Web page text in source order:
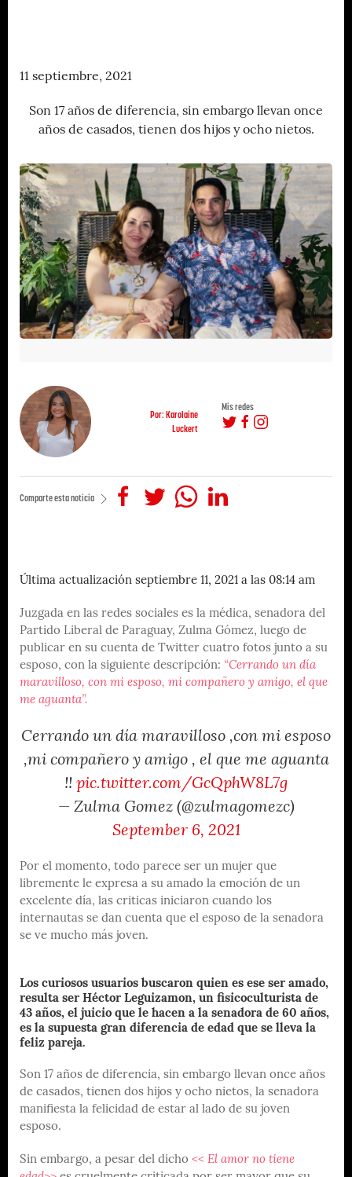
11 septiembre, 2021
Son 17 años de diferencia, sin embargo llevan once
años de casados, tienen dos hijos y ocho nietos.
Por: Karolaine
Luckert
Mis redes
Comparte esta noticia
Última actualización septiembre 11, 2021 a las 08:14 am
Juzgada en las redes sociales es la médica, senadora del
Partido Liberal de Paraguay, Zulma Gómez, luego de
publicar en su cuenta de Twitter cuatro fotos junto a su
esposo, con la siguiente descripción: “Cerrando un día
maravilloso, con mi esposo, mi compañero y amigo, el que
me aguanta”.
Cerrando un día maravilloso ,con mi esposo
,mi compañero y amigo , el que me aguanta
!! pic.twitter.com/GcQphW8L7g
— Zulma Gomez (@zulmagomezc)
September 6, 2021
Por el momento, todo parece ser un mujer que
libremente le expresa a su amado la emoción de un
excelente día, las criticas iniciaron cuando los
internautas se dan cuenta que el esposo de la senadora
se ve mucho más joven.
Los curiosos usuarios buscaron quien es ese ser amado,
resulta ser Héctor Leguizamon, un fisicoculturista de
43 años, el juicio que le hacen a la senadora de 60 años,
es la supuesta gran diferencia de edad que se lleva la
feliz pareja.
Son 17 años de diferencia, sin embargo llevan once años
de casados, tienen dos hijos y ocho nietos, la senadora
manifiesta la felicidad de estar al lado de su joven
esposo.
Sin embargo, a pesar del dicho << El amor no tiene